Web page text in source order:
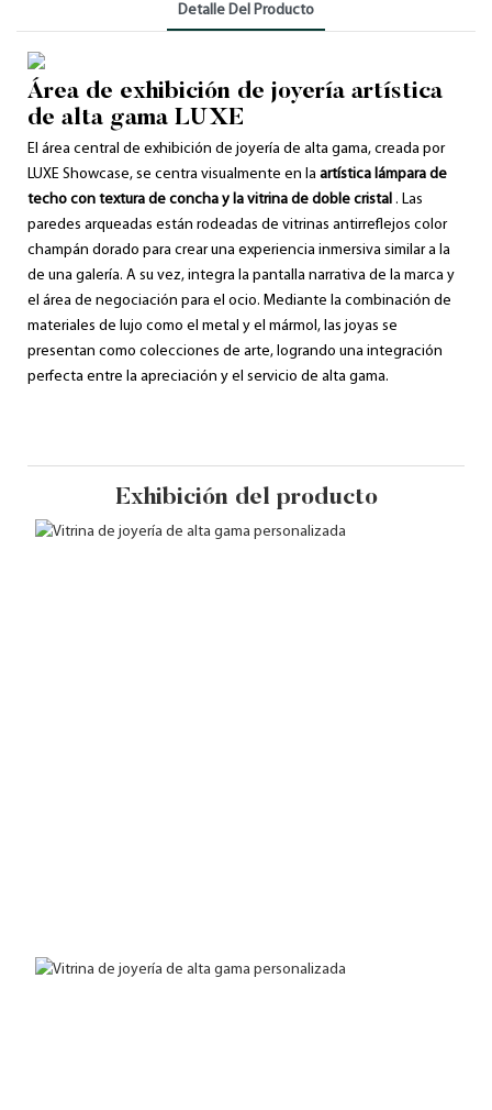
Detalle Del Producto
Área de exhibición de joyería artística
de alta gama LUXE
El área central de exhibición de joyería de alta gama, creada por
LUXE Showcase, se centra visualmente en la artística lámpara de
techo con textura de concha y la vitrina de doble cristal . Las
paredes arqueadas están rodeadas de vitrinas antirreflejos color
champán dorado para crear una experiencia inmersiva similar a la
de una galería. A su vez, integra la pantalla narrativa de la marca y
el área de negociación para el ocio. Mediante la combinación de
materiales de lujo como el metal y el mármol, las joyas se
presentan como colecciones de arte, logrando una integración
perfecta entre la apreciación y el servicio de alta gama.
Exhibición del producto